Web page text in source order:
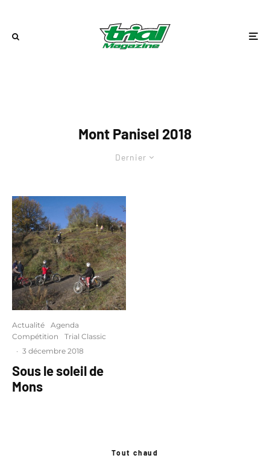
Mont Panisel 2018
Dernier
Actualité
Agenda
Compétition
Trial Classic
· 3 décembre 2018
Sous le soleil de
Mons
Tout chaud